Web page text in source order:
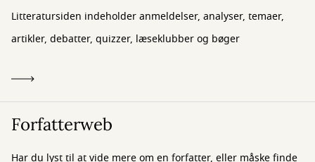
Litteratursiden indeholder anmeldelser, analyser, temaer,
artikler, debatter, quizzer, læseklubber og bøger
Forfatterweb
Har du lyst til at vide mere om en forfatter, eller måske finde